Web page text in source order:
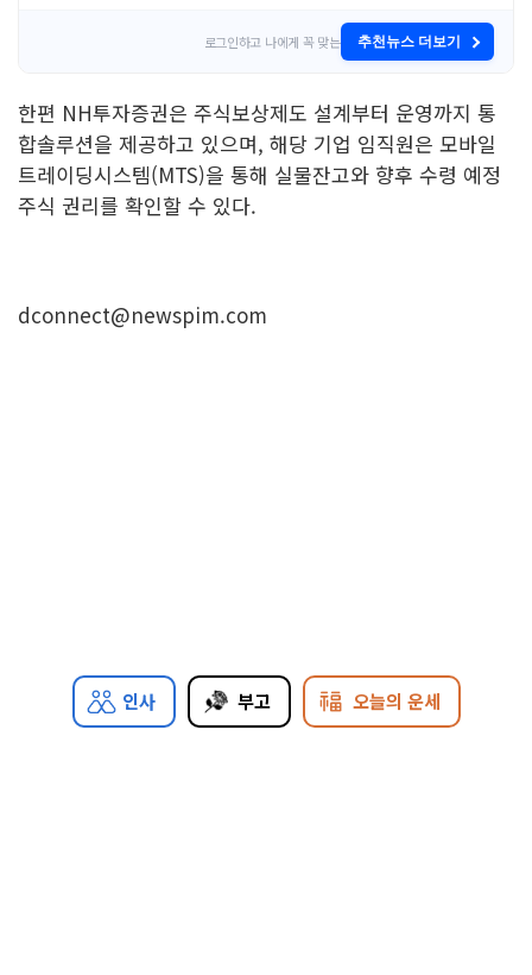
로그인하고 나에게 꼭 맞는 추천뉴스 더보기
한편 NH투자증권은 주식보상제도 설계부터 운영까지 통
합솔루션을 제공하고 있으며, 해당 기업 임직원은 모바일
트레이딩시스템(MTS)을 통해 실물잔고와 향후 수령 예정
주식 권리를 확인할 수 있다.
dconnect@newspim.com
인사 부고 오늘의 운세